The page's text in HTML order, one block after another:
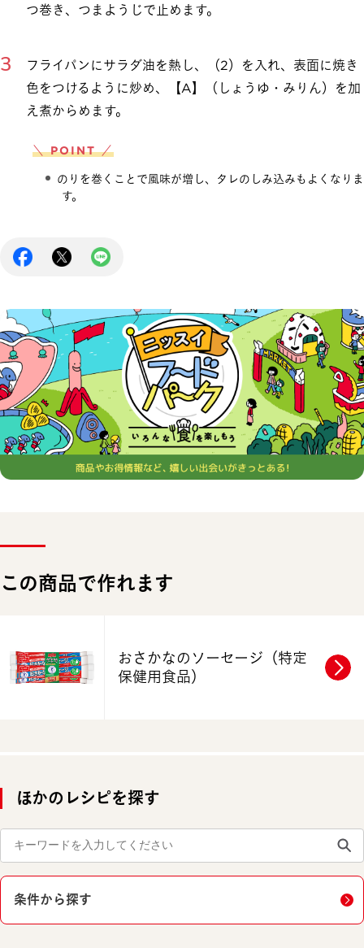
つ巻き、つまようじで止めます。
フライパンにサラダ油を熱し、（2）を入れ、表面に焼き
色をつけるように炒め、【A】（しょうゆ・みりん）を加
え煮からめます。
＼ POINT ／
のりを巻くことで風味が増し、タレのしみ込みもよくなりま
す。
この商品で作れます
おさかなのソーセージ （特定
保健用食品）
ほかのレシピを探す
条件から探す